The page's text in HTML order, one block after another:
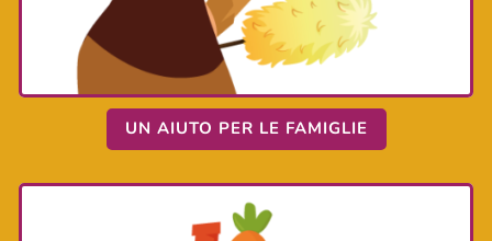
UN AIUTO PER LE FAMIGLIE